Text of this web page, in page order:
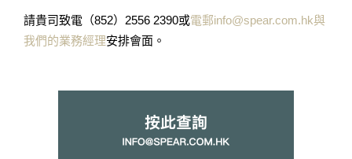
請貴司致電（852）2556 2390或電郵info@spear.com.hk與
我們的業務經理安排會面。